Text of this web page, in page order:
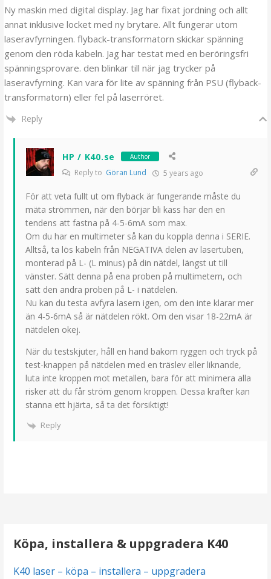
Ny maskin med digital display. Jag har fixat jordning och allt
annat inklusive locket med ny brytare. Allt fungerar utom
laseravfyrningen. flyback-transformatorn skickar spänning
genom den röda kabeln. Jag har testat med en beröringsfri
spänningsprovare. den blinkar till när jag trycker på
laseravfyrning. Kan vara för lite av spänning från PSU (flyback-
transformatorn) eller fel på laserröret.
Reply
HP / K40.se Author
Reply to Göran Lund 5 years ago
För att veta fullt ut om flyback är fungerande måste du
mäta strömmen, när den börjar bli kass har den en
tendens att fastna på 4-5-6mA som max.
Om du har en multimeter så kan du koppla denna i SERIE.
Alltså, ta lös kabeln från NEGATIVA delen av lasertuben,
monterad på L- (L minus) på din nätdel, längst ut till
vänster. Sätt denna på ena proben på multimetern, och
sätt den andra proben på L- i nätdelen.
Nu kan du testa avfyra lasern igen, om den inte klarar mer
än 4-5-6mA så är nätdelen rökt. Om den visar 18-22mA är
nätdelen okej.
När du testskjuter, håll en hand bakom ryggen och tryck på
test-knappen på nätdelen med en träslev eller liknande,
luta inte kroppen mot metallen, bara för att minimera alla
risker att du får ström genom kroppen. Dessa krafter kan
stanna ett hjärta, så ta det försiktigt!
Reply
Köpa, installera & uppgradera K40
K40 laser – köpa – installera – uppgradera